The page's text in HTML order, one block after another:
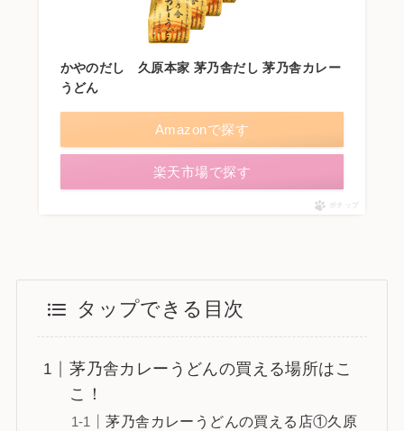
かやのだし 久原本家 茅乃舎だし 茅乃舎カレー
うどん
Amazonで探す
楽天市場で探す
ポチップ
タップできる目次
茅乃舎カレーうどんの買える場所はこ
こ！
茅乃舎カレーうどんの買える店①久原